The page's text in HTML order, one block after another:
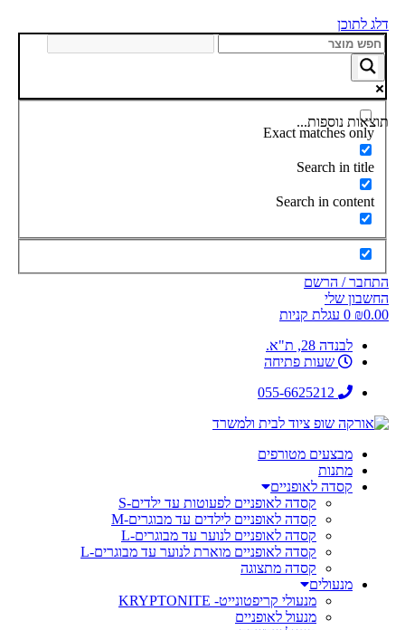
דלג לתוכן
תוצאות נוספות...
Exact matches only
Search in title
Search in content
התחבר / הרשם
החשבון שלי
₪0.00
0 עגלת קניות
לבנדה 28, ת"א.
שעות פתיחה
055-6625212
מבצעים מטורפים
מתנות
קסדה לאופניים
קסדה לאופניים לפעוטות עד ילדים-S
קסדה לאופניים לילדים עד מבוגרים-M
קסדה לאופניים לנוער עד מבוגרים-L
קסדה לאופניים מוארת לנוער עד מבוגרים-L
קסדה מתצוגה
מנעולים
מנעולי קריפטונייט- KRYPTONITE
מנעול לאופניים